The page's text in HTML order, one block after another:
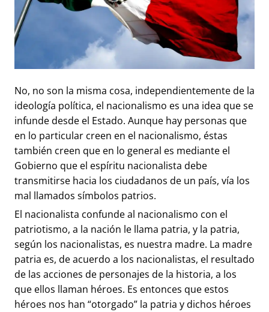
No, no son la misma cosa, independientemente de la
ideología política, el nacionalismo es una idea que se
infunde desde el Estado. Aunque hay personas que
en lo particular creen en el nacionalismo, éstas
también creen que en lo general es mediante el
Gobierno que el espíritu nacionalista debe
transmitirse hacia los ciudadanos de un país, vía los
mal llamados símbolos patrios.
El nacionalista confunde al nacionalismo con el
patriotismo, a la nación le llama patria, y la patria,
según los nacionalistas, es nuestra madre. La madre
patria es, de acuerdo a los nacionalistas, el resultado
de las acciones de personajes de la historia, a los
que ellos llaman héroes. Es entonces que estos
héroes nos han “otorgado” la patria y dichos héroes